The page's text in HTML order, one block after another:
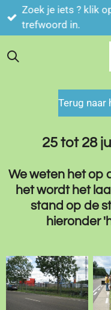
Ga
direct
de
Zoek je iets ? klik
trefwoord in.
Terug naar
25 tot 28
We weten het op
het wordt het
stand op de
hieronder